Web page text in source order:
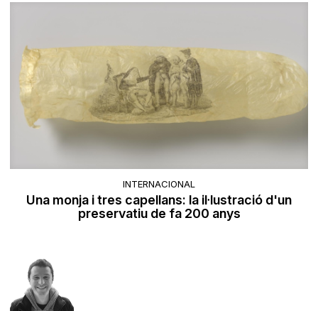
INTERNACIONAL
Una monja i tres capellans: la il·lustració d'un
preservatiu de fa 200 anys